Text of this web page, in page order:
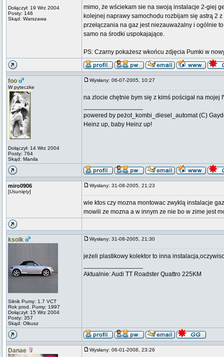
Dołączył: 19 Wrz 2004
Posty: 146
Skąd: Warszawa
mimo, że wściekam sie na swoją instalacje 2-giej
kolejnej naprawy samochodu rozbijam się astrą 2
przełączania na gaz jest niezauważalny i ogólnie
samo na środki uspokajające.
PS: Czarny pokażesz wkońcu zdjęcia Pumki w
foo
W pyteczke
Dołączył: 14 Wrz 2004
Posty: 764
Skąd: Manila
Wysłany: 06-07-2005, 10:27
na zlocie chętnie bym się z kimś pościgał na
powered by peżot_kombi_diesel_automat (C)
Heinz up, baby Heinz up!
miro0906
[Usunięty]
Wysłany: 31-08-2005, 21:23
wie ktos czy mozna montowac zwyklą instalacje
mowili ze mozna a w innym ze nie bo w zime jest
ksolk
Silnik Pumy: 1.7 VCT
Rok prod. Pumy: 1997
Dołączył: 15 Wrz 2004
Posty: 357
Skąd: Olkusz
Wysłany: 31-08-2005, 21:30
jeżeli plastikowy kolektor to inna
Aktualnie: Audi TT Roadster Quattro 225KM
Danae Wysłany: 06-01-2008, 23:26